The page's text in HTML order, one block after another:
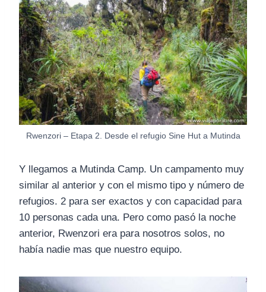
Rwenzori – Etapa 2. Desde el refugio Sine Hut a Mutinda
Y llegamos a Mutinda Camp. Un campamento muy
similar al anterior y con el mismo tipo y número de
refugios. 2 para ser exactos y con capacidad para
10 personas cada una. Pero como pasó la noche
anterior, Rwenzori era para nosotros solos, no
había nadie mas que nuestro equipo.